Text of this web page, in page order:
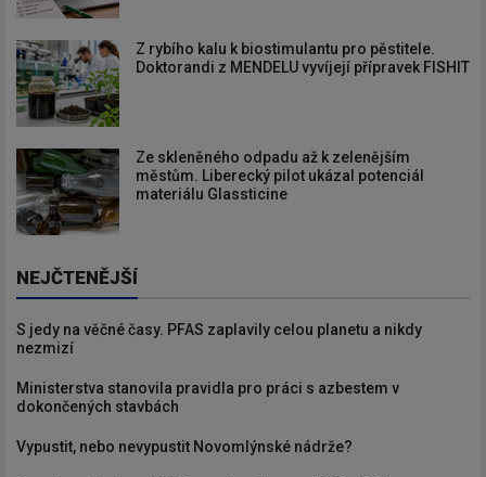
Z rybího kalu k biostimulantu pro pěstitele.
Doktorandi z MENDELU vyvíjejí přípravek FISHIT
Ze skleněného odpadu až k zelenějším
městům. Liberecký pilot ukázal potenciál
materiálu Glassticine
NEJČTENĚJŠÍ
S jedy na věčné časy. PFAS zaplavily celou planetu a nikdy
nezmizí
Ministerstva stanovila pravidla pro práci s azbestem v
dokončených stavbách
Vypustit, nebo nevypustit Novomlýnské nádrže?